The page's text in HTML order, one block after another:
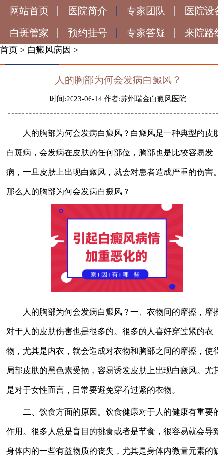
网站首页 医院简介 专家团队 医院设
白斑管家 预约挂号 专家答疑 来院路
首页 > 白癜风病因 >
人的胸部为何会发病白癜风？
时间:2023-06-14 作者:苏州瑞金白癜风医院
人的胸部为何会发病白癜风？白癜风是一种典型的皮
白斑病，会发病在皮肤的任何部位，胸部也是比较容易发
病，一旦皮肤上出现白癜风，就会对患者造成严重的伤害
那么人的胸部为何会发病白癜风？
人的胸部为何会发病白癜风？一、衣物间的摩擦，摩
对于人的皮肤伤害也是很多的。很多的人喜好穿过紧的衣
物，尤其是内衣，就会造成对衣物和胸部之间的摩擦，使
局部皮肤的黑色素受损，容易诱发皮肤上出现白癜风。尤
是对于女性而言，日常要避免穿着过紧的衣物。
二、饮食方面的原因。饮食健康对于人的健康有重要
作用。很多人总是盲目的挑食或者是节食，很容易就会导
身体内的一些有益物质的丧失，尤其是身体内微量元素的